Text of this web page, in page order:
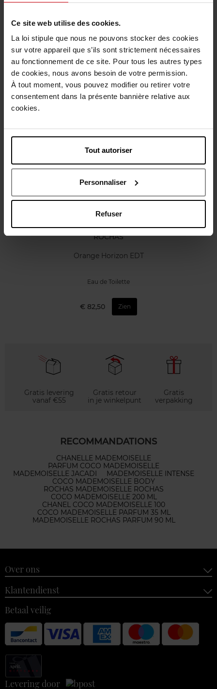
Ce site web utilise des cookies.
La loi stipule que nous ne pouvons stocker des cookies
sur votre appareil que s’ils sont strictement nécessaires
au fonctionnement de ce site. Pour tous les autres types
de cookies, nous avons besoin de votre permission.
À tout moment, vous pouvez modifier ou retirer votre
consentement dans la présente bannière relative aux
cookies.
Tout autoriser
Personnaliser
Refuser
Beschrijving
Karakteristieken
Review
Nog iets vergeten ?
ROCHAS
Orange Horizon EDT
Eau de Toilette
€ 82,50 Zien
Gratis levering
vanaf €55
Gratis retour
in je winkelpunt
Gratis
verpakking
RECOMMANDATIONS
CHANELLE MADEMOISELLE
PARFUM COCO MADEMOISELLE
MADEMOISELLE JACADI
MADEMOISELLE INTENSE
COCO MADEMOISELLE BODY
ROCHAS MADEMOISELLE ROCHAS
COCO MADEMOISELLE 200 ML
CHANEL COCO MADEMOISELLE 100
COCO MADEMOISELLE PARFUM 35 ML
MADEMOISELLE ROCHAS PARFUM 90 ML
Over ons
Klantendienst
Betaal veilig
Levering door